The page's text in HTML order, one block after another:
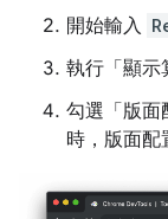
開始輸入
執行「顯示
勾選「版面
時，版面配